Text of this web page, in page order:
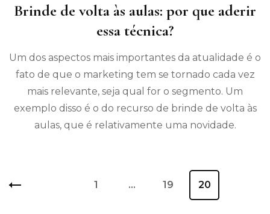
Brinde de volta às aulas: por que aderir
essa técnica?
Um dos aspectos mais importantes da atualidade é o
fato de que o marketing tem se tornado cada vez
mais relevante, seja qual for o segmento. Um
exemplo disso é o do recurso de brinde de volta às
aulas, que é relativamente uma novidade.
Página
1 … Página
19 Página
20